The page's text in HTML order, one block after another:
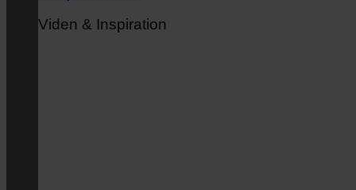
Viden & Inspiration